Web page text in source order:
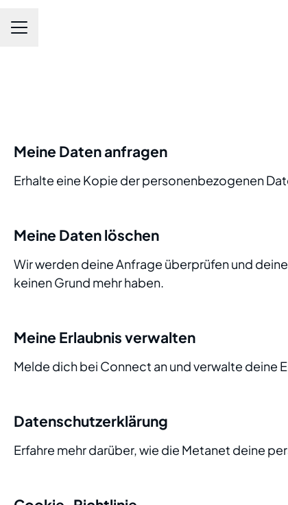
Karrieremenü
Meine Daten anfragen
Erhalte eine Kopie der personenbezogenen
Meine Daten löschen
Wir werden deine Anfrage überprüfen und
keinen Grund mehr haben.
Meine Erlaubnis verwalten
Melde dich bei Connect an und verwalte deine
Datenschutzerklärung
Erfahre mehr darüber, wie die Metanet deine